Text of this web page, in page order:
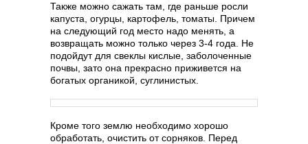
Также можно сажать там, где раньше росли
капуста, огурцы, картофель, томаты. Причем
на следующий год место надо менять, а
возвращать можно только через 3-4 года. Не
подойдут для свеклы кислые, заболоченные
почвы, зато она прекрасно приживется на
богатых органикой, суглинистых.
Кроме того землю необходимо хорошо
обработать, очистить от сорняков. Перед